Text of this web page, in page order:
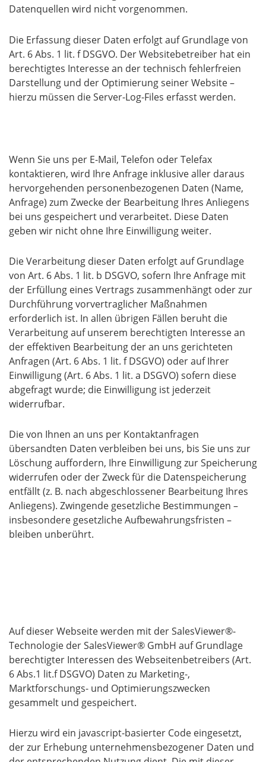
Datenquellen wird nicht vorgenommen.
Die Erfassung dieser Daten erfolgt auf Grundlage von
Art. 6 Abs. 1 lit. f DSGVO. Der Websitebetreiber hat ein
berechtigtes Interesse an der technisch fehlerfreien
Darstellung und der Optimierung seiner Website –
hierzu müssen die Server-Log-Files erfasst werden.
Wenn Sie uns per E-Mail, Telefon oder Telefax
kontaktieren, wird Ihre Anfrage inklusive aller daraus
hervorgehenden personenbezogenen Daten (Name,
Anfrage) zum Zwecke der Bearbeitung Ihres Anliegens
bei uns gespeichert und verarbeitet. Diese Daten
geben wir nicht ohne Ihre Einwilligung weiter.
Die Verarbeitung dieser Daten erfolgt auf Grundlage
von Art. 6 Abs. 1 lit. b DSGVO, sofern Ihre Anfrage mit
der Erfüllung eines Vertrags zusammenhängt oder zur
Durchführung vorvertraglicher Maßnahmen
erforderlich ist. In allen übrigen Fällen beruht die
Verarbeitung auf unserem berechtigten Interesse an
der effektiven Bearbeitung der an uns gerichteten
Anfragen (Art. 6 Abs. 1 lit. f DSGVO) oder auf Ihrer
Einwilligung (Art. 6 Abs. 1 lit. a DSGVO) sofern diese
abgefragt wurde; die Einwilligung ist jederzeit
widerrufbar.
Die von Ihnen an uns per Kontaktanfragen
übersandten Daten verbleiben bei uns, bis Sie uns zur
Löschung auffordern, Ihre Einwilligung zur Speicherung
widerrufen oder der Zweck für die Datenspeicherung
entfällt (z. B. nach abgeschlossener Bearbeitung Ihres
Anliegens). Zwingende gesetzliche Bestimmungen –
insbesondere gesetzliche Aufbewahrungsfristen –
bleiben unberührt.
Auf dieser Webseite werden mit der SalesViewer®-
Technologie der SalesViewer® GmbH auf Grundlage
berechtigter Interessen des Webseitenbetreibers (Art.
6 Abs.1 lit.f DSGVO) Daten zu Marketing-,
Marktforschungs- und Optimierungszwecken
gesammelt und gespeichert.
Hierzu wird ein javascript-basierter Code eingesetzt,
der zur Erhebung unternehmensbezogener Daten und